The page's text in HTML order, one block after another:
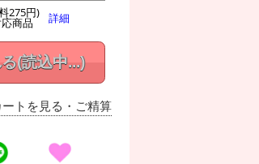
275円)
商品 詳細
(読込中...)
ートを見る ・ご精算